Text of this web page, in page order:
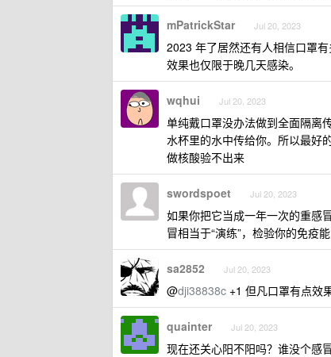
mPatrickStar Jul 20, 2023
2023 年了居然还有人相信口罩
效果也仅限于晚几天感染。
wqhui Jul 20, 2023
单纯戴口罩没办法做到全面隔离
水杯里的水中传给你。所以最好
做核酸验不出来
swordspoet Jul 20, 2023
如果你把它当成一年一次的重感
冒相当于“演练”，检验你的免疫
sa2852 Jul 20, 2023
@dji38838c +1 但凡口罩有点效
quainter Jul 20, 2023
现在还关心阳不阳吗？谁没个感